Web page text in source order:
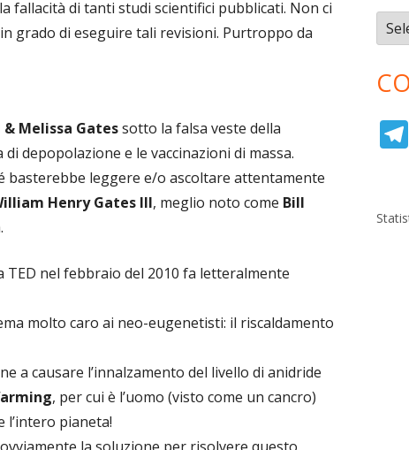
fallacità di tanti studi scientifici pubblicati. Non ci
grado di eseguire tali revisioni. Purtroppo da
Melissa Gatessotto la falsa veste della
depopolazione e le vaccinazioni di massa.
basterebbe leggere e/o ascoltare attentamente
Henry Gates III, meglio noto come Bill
nel febbraio del 2010 fa letteralmente
molto caro ai neo-eugenetisti: il riscaldamento
a causare l’innalzamento del livello di anidride
, per cui è l’uomo (visto come un cancro)
pianeta!